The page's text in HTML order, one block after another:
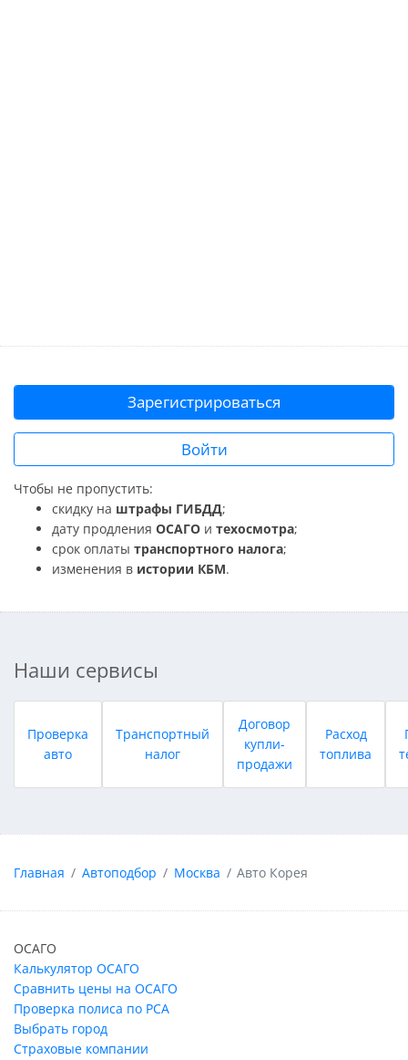
Зарегистрироваться
Войти
Чтобы не пропустить:
скидку на штрафы ГИБДД;
дату продления ОСАГО и техосмотра;
срок оплаты транспортного налога;
изменения в истории КБМ.
Наши сервисы
Проверка
авто
Транспортный
налог
Договор
купли-
продажи
Расход
топлива
Главная Автоподбор Москва Авто Корея
ОСАГО
Калькулятор ОСАГО
Сравнить цены на ОСАГО
Проверка полиса по РСА
Выбрать город
Страховые компании